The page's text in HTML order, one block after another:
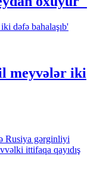
meyvələr iki